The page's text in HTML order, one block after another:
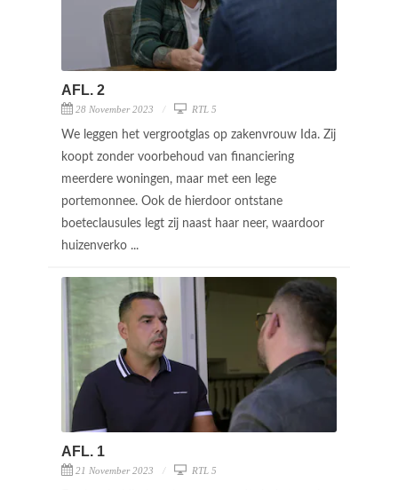
AFL. 2
28 November 2023 RTL 5
We leggen het vergrootglas op zakenvrouw Ida. Zij
koopt zonder voorbehoud van financiering
meerdere woningen, maar met een lege
portemonnee. Ook de hierdoor ontstane
boeteclausules legt zij naast haar neer, waardoor
huizenverko ...
AFL. 1
21 November 2023 RTL 5